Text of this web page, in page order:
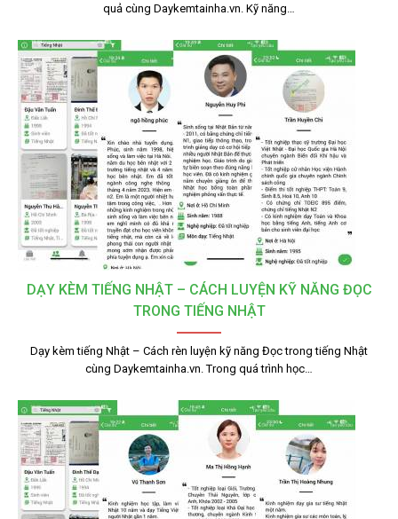
quả cùng Daykemtainha.vn. Kỹ năng…
DẠY KÈM TIẾNG NHẬT – CÁCH LUYỆN KỸ NĂNG ĐỌC
TRONG TIẾNG NHẬT
Dạy kèm tiếng Nhật – Cách rèn luyện kỹ năng Đọc trong tiếng Nhật
cùng Daykemtainha.vn. Trong quá trình học…